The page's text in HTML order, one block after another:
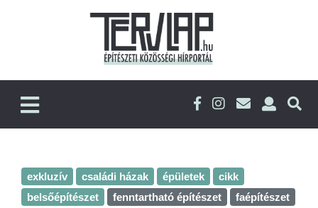
exkluzív családi házak épületek
cikk
belsőépítészet
fenntartható építészet
faépítészet